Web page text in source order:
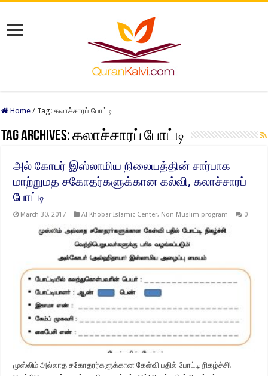
Home / Tag:கலாச்சாரப் போட்டி
Tag Archives:கலாச்சாரப் போட்டி
அல் கோபர் இஸ்லாமிய நிலையத்தின் சார்பாக
மாற்றுமத சகோதர்களுக்கான கல்வி, கலாச்சாரப்
போட்டி
March 30, 2017 Al Khobar Islamic Center, Non Muslim program 0
முஸ்லிம் அல்லாத சகோதரர்களுக்கான கேள்வி பதில் போட்டி நிகழ்ச்சி!